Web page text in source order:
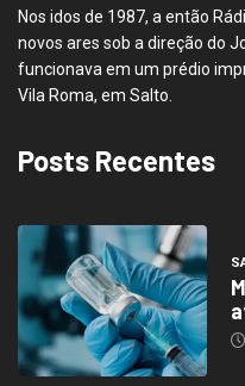
Nos idos de 1987, a então
novos ares sob a direção do
funcionava em um prédio
Vila Roma, em Salto.
Posts Recentes